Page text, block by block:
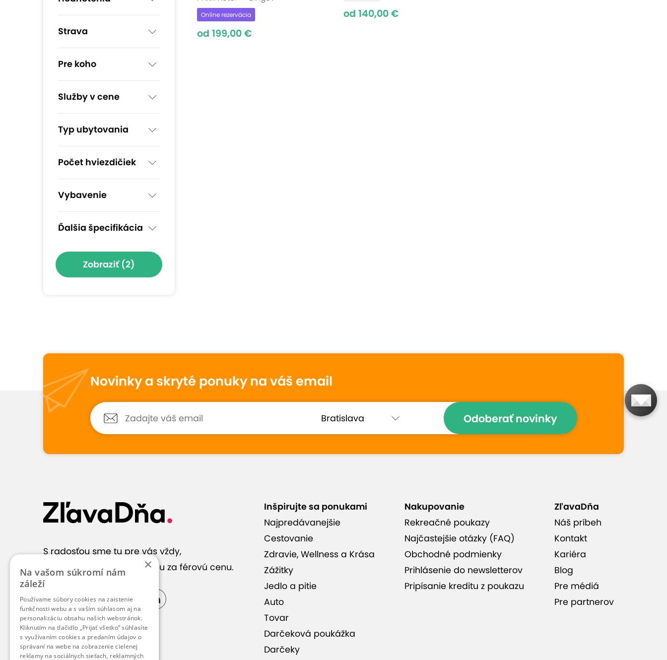
Strava
Pre koho
Služby v cene
Typ ubytovania
Počet hviezdičiek
Vybavenie
Ďalšia špecifikácia
Zobraziť (2)
Online rezervácia
od 199,00 €
od 140,00 €
Novinky a skryté ponuky na váš email
Odoberať novinky
S radosťou sme tu pre vás vždy,
keď hľadáte správnu službu za férovú cenu.
Inšpirujte sa ponukami
Najpredávanejšie
Cestovanie
Zdravie, Wellness a Krása
Zážitky
Jedlo a pitie
Auto
Tovar
Darčeková poukážka
Darčeky
Nakupovanie
Rekreačné poukazy
Najčastejšie otázky (FAQ)
Obchodné podmienky
Prihlásenie do newsletterov
Pripísanie kreditu z poukazu
ZľavaDňa
Náš príbeh
Kontakt
Kariéra
Blog
Pre médiá
Pre partnerov
×
Na vašom súkromí nám
záleží
Používame súbory cookies na zaistenie
funkčnosti webu a s vaším súhlasom aj na
personalizáciu obsahu našich webstránok.
Kliknutím na tlačidlo „Prijať všetko“ súhlasíte
s využívaním cookies a predaním údajov o
správaní na webe na zobrazenie cielenej
reklamy na sociálnych sieťach, reklamných